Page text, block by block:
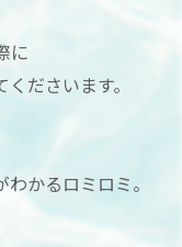
に
ださいます。
かるロミロミ。